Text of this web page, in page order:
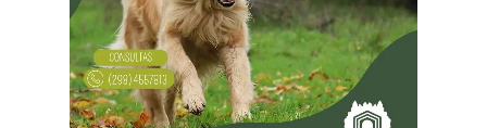
Desde Vialidad Nacional informaron que,durante las
próximas semanas, el operativo de bacheo será
reforzado con dos nuevas cuadrillas de trabajo y dos
camiones bacheadores, lo que permitirá incrementar
el ritmo de ejecución y optimizar las tareas de